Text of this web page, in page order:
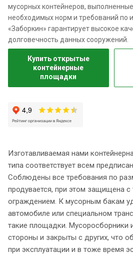
мусорных контейнеров,
необходимых норм и требований по
«Заборкин» гарантирует высокое
долговечность данных сооружений.
Купить открытые
контейнерные
площадки
Изготавливаемая нами
типа соответствует всем
Соблюдены все требования по
продувается, при этом защищена
ограждением. К мусорным бакам
автомобиле или специальном
такие площадки. Мусоросборники
стороны и закрыты с других, что
при эксплуатации и в тоже время